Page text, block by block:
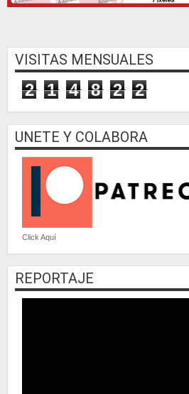
VISITAS MENSUALES
2 1 4 8 2 2
UNETE Y COLABORA
Click Aquí
REPORTAJE